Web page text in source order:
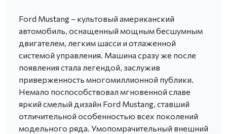
Ford Mustang – культовый американский
автомобиль, оснащенный мощным бесшумным
двигателем, легким шасси и отлаженной
системой управления. Машина сразу же после
появления стала легендой, заслужив
приверженность многомиллионной публики.
Немало поспособствовал мгновенной славе
яркий смелый дизайн Ford Mustang, ставший
отличительной особенностью всех поколений
модельного ряда. Умопомрачительный внешний